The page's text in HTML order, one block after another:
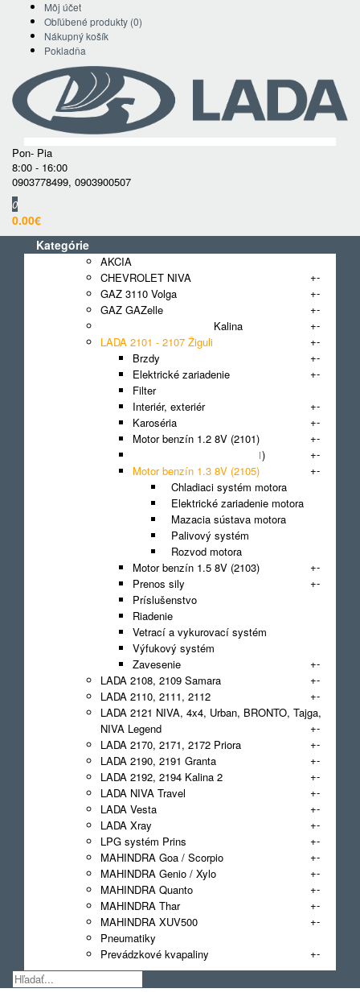
Môj účet
Obľúbené produkty (0)
Nákupný košík
Pokladňa
Pon- Pia
8:00 - 16:00
0903778499, 0903900507
0
0.00€
Kategórie
AKCIA
CHEVROLET NIVA
+-
GAZ 3110 Volga
+-
GAZ GAZelle
+-
LADA 1118, 1117, 1119 Kalina
+-
LADA 2101 - 2107 Žiguli
+-
Brzdy
+-
Elektrické zariadenie
+-
Filter
Interiér, exteriér
+-
Karoséria
+-
Motor benzín 1.2 8V (2101)
+-
Motor benzín 1.3 8V (21011)
+-
Motor benzín 1.3 8V (2105)
+-
Chladiaci systém motora
Elektrické zariadenie motora
Mazacia sústava motora
Palivový systém
Rozvod motora
Motor benzín 1.5 8V (2103)
+-
Prenos sily
+-
Príslušenstvo
Riadenie
Vetrací a vykurovací systém
Výfukový systém
Zavesenie
+-
LADA 2108, 2109 Samara
+-
LADA 2110, 2111, 2112
+-
LADA 2121 NIVA, 4x4, Urban, BRONTO, Tajga,
NIVA Legend
+-
LADA 2170, 2171, 2172 Priora
+-
LADA 2190, 2191 Granta
+-
LADA 2192, 2194 Kalina 2
+-
LADA NIVA Travel
+-
LADA Vesta
+-
LADA Xray
+-
LPG systém Prins
+-
MAHINDRA Goa / Scorpio
+-
MAHINDRA Genio / Xylo
+-
MAHINDRA Quanto
+-
MAHINDRA Thar
+-
MAHINDRA XUV500
+-
Pneumatiky
Prevádzkové kvapaliny
+-